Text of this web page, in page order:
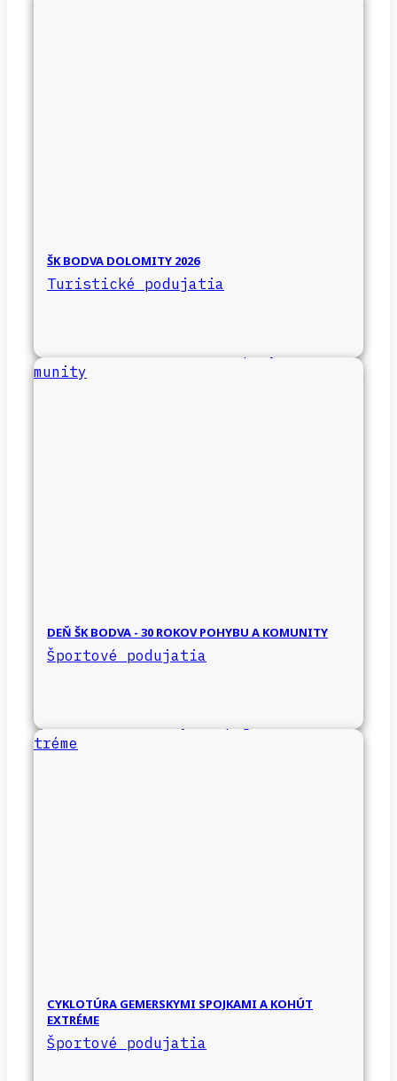
ŠK BODVA DOLOMITY 2026
Turistické podujatia
DEŇ ŠK BODVA - 30 ROKOV POHYBU A KOMUNITY
Športové podujatia
CYKLOTÚRA GEMERSKYMI SPOJKAMI A KOHÚT
EXTRÉME
Športové podujatia